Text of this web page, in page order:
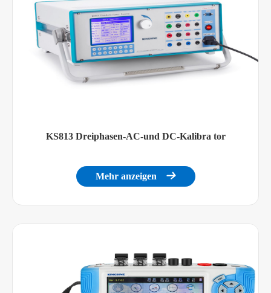
KS813 Dreiphasen-AC-und DC-Kalibra tor
Mehr anzeigen 